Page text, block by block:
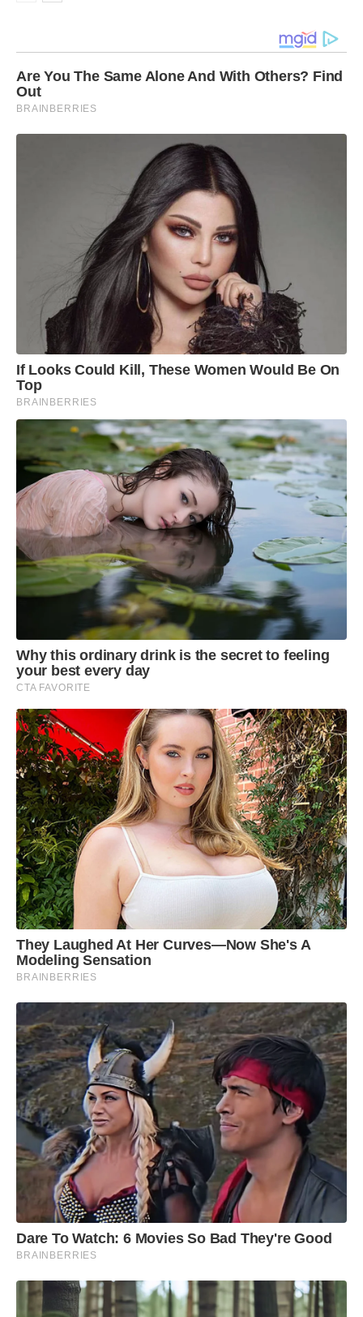
Are You The Same Alone And With Others? Find
Out
BRAINBERRIES
If Looks Could Kill, These Women Would Be On
Top
BRAINBERRIES
Why this ordinary drink is the secret to feeling
your best every day
CTA FAVORITE
They Laughed At Her Curves—Now She's A
Modeling Sensation
BRAINBERRIES
Dare To Watch: 6 Movies So Bad They're Good
BRAINBERRIES